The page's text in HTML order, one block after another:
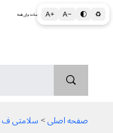
A+ A− 🌓 ♻ اطلاعات پزشکی و بهداشتی به زبان ساده برای همه
صفحه اصلی > سلامتی ف